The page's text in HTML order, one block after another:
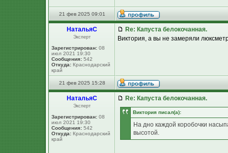
21 фев 2025 09:01
НатальяС
Эксперт
Зарегистрирован: 08
июл 2021 19:30
Сообщения: 542
Откуда: Краснодарский
край
Re: Капуста белокочанная.
Виктория, а вы не замеряли
21 фев 2025 15:28
НатальяС
Эксперт
Зарегистрирован: 08
июл 2021 19:30
Сообщения: 542
Откуда: Краснодарский
край
Re: Капуста белокочанная.
Виктория писал(а):
На дно каждой коробочки
высотой.